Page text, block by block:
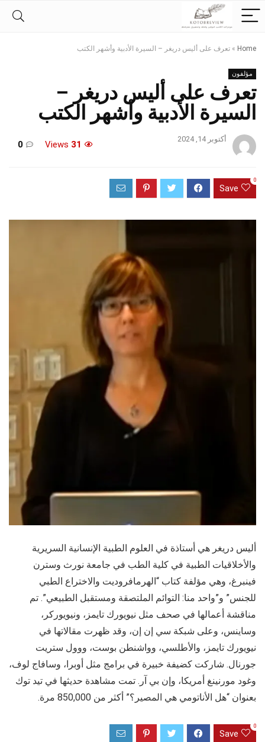
Home
» تعرف على أليس دريغر – السيرة الأدبية وأشهر الكتب
مؤلفون
تعرف على أليس دريغر –
السيرة الأدبية وأشهر الكتب
أكتوبر 14, 2024
31
0
Save
0
أليس دريغر هي أستاذة في العلوم الطبية الإنسانية السريرية
والأخلاقيات الطبية في كلية الطب في جامعة نورث وسترن
فينبرغ، وهي مؤلفة كتاب “الهرمافروديت والاختراع الطبي
للجنس” و”واحد منا: التوائم الملتصقة ومستقبل الطبيعي”. تم
مناقشة أعمالها في صحف مثل نيويورك تايمز، ونيويوركر،
وساينس، وعلى شبكة سي إن إن، وقد ظهرت مقالاتها في
نيويورك تايمز، والأطلسي، وواشنطن بوست، ووول ستريت
جورنال. شاركت كضيفة خبيرة في برامج مثل أوبرا، وسافاج لوف،
وغود مورنينغ أمريكا، وإن بي آر. تمت مشاهدة حديثها في تيد توك
بعنوان “هل الأناتومي هي المصير؟” أكثر من 850,000 مرة.
Save
0